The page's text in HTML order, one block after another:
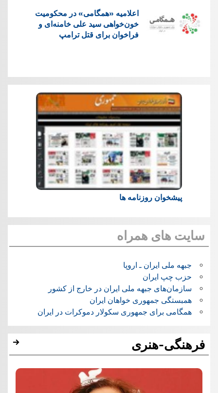
اعلامیه «همگامی» در محکومیت
خون‌خواهی سید علی خامنه‌ای و
فراخوان برای قتل ترامپ
پیشخوان روزنامه ها
سایت های همراه
جبهه ملی ایران ـ اروپا
حزب چپ ایران
سازمان‌های جبهه ملی ایران در خارج از کشور
همبستگی جمهوری خواهان ایران
همگامی برای جمهوری سکولار دموکرات در ایران
فرهنگی-هنری